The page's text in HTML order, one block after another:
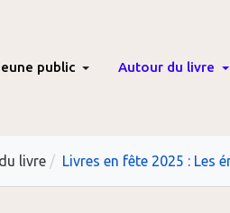
public Autour du livre
livre Livres en fête 2025 : Les